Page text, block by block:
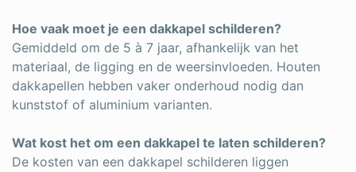
Hoe vaak moet je een dakkapel schilderen?
Gemiddeld om de 5 à 7 jaar, afhankelijk van het
materiaal, de ligging en de weersinvloeden. Houten
dakkapellen hebben vaker onderhoud nodig dan
kunststof of aluminium varianten.
Wat kost het om een dakkapel te laten schilderen?
De kosten van een dakkapel schilderen liggen